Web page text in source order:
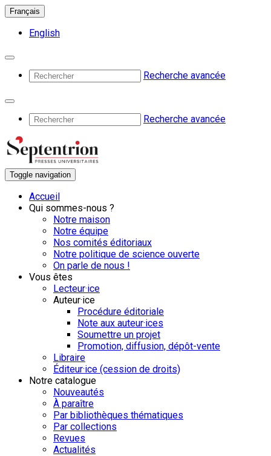
Français
English
Recherche avancée
Recherche avancée
Toggle navigation
Accueil
Qui sommes-nous ?
Notre maison
Notre équipe
Nos comités éditoriaux
Notre politique de science ouverte
On parle de nous !
Vous êtes
Lecteur·ice
Auteur·ice
Procédure éditoriale
Note aux auteur·ices
Soumettre un projet
Promotion, diffusion, dépôt-vente
Libraire
Éditeur·ice (cession de droits)
Notre catalogue
Nouveautés
À paraître
Par bibliothèques thématiques
Par collections
Revues
Actualités